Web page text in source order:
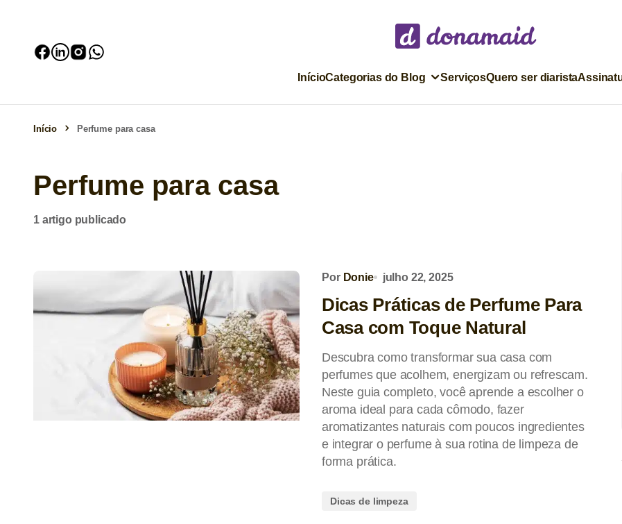
InícioCategorias do Blog ServiçosQuero ser diarista
Início Perfume para casa
Perfume para casa
1 artigo publicado
Por Donie julho 22, 2025
Dicas Práticas de Perfume Para
Casa com Toque Natural
Descubra como transformar sua casa com
perfumes que acolhem, energizam ou refrescam.
Neste guia completo, você aprende a escolher o
aroma ideal para cada cômodo, fazer
aromatizantes naturais com poucos ingredientes
e integrar o perfume à sua rotina de limpeza de
forma prática.
Dicas de limpeza